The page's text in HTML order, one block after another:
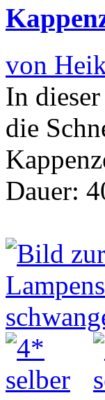
von
In
die
Dauer: